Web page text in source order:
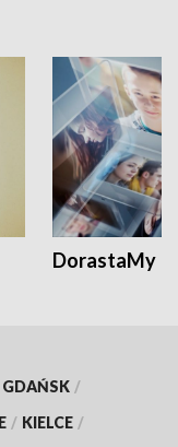
DorastaMy
GDAŃSK /
/ KIELCE /